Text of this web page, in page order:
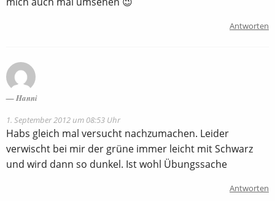
Antworten
Hanni
1. September 2012 um 08:53 Uhr
Habs gleich mal versucht nachzumachen. Leider
verwischt bei mir der grüne immer leicht mit Schwarz
und wird dann so dunkel. Ist wohl Übungssache
Antworten